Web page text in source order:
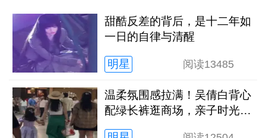
甜酷反差的背后，是十二年如
一日的自律与清醒
明星 阅读13485
温柔氛围感拉满！吴倩白背心
配绿长裤逛商场，亲子时光松